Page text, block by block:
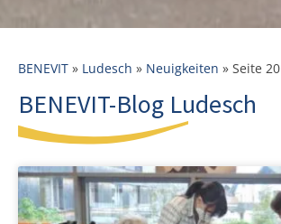
BENEVIT » Ludesch » Neuigkeiten » Seite 20
BENEVIT-Blog Ludesch